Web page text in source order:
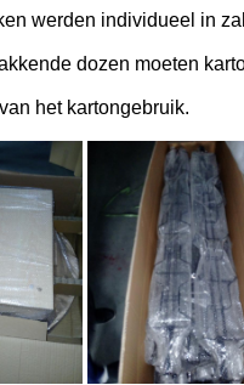
werden individueel in
dozen moeten
het kartongebruik.